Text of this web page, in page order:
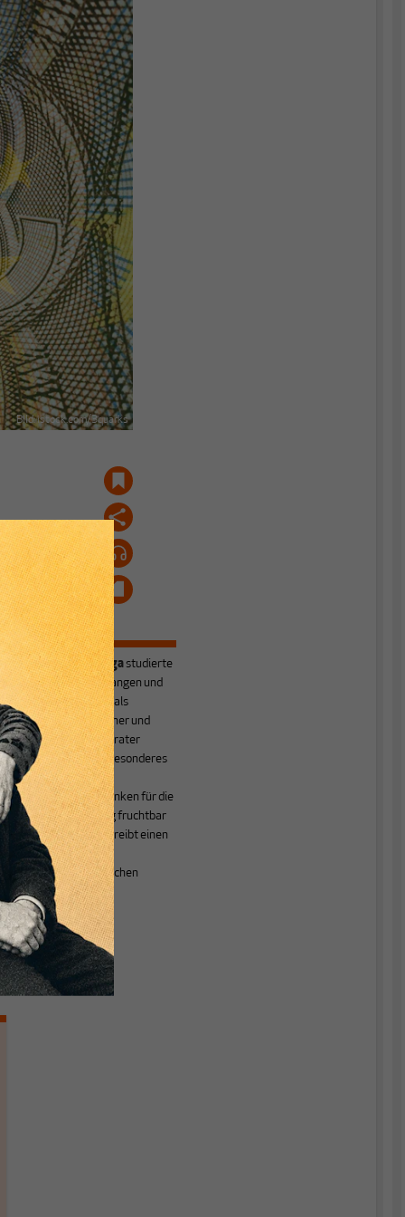
Bild: istock.com/3quarks
Joachim Nanningastudierte
Philosophie in Erlangen und
Hamburg und hat als
Erwachsenenbildner und
Unternehmensberater
gearbeitet. Sein besonderes
Interesse ist es,
ökonomisches Denken für die
Lehrerfortbildung fruchtbar
zu machen. Er betreibt einen
Blogzu
wirtschaftspolitischen
Themen.